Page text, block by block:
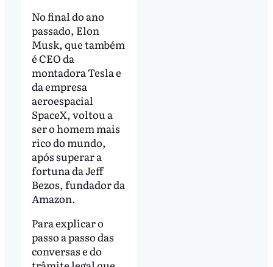
No final do ano
passado, Elon
Musk, que também
é CEO da
montadora Tesla e
da empresa
aeroespacial
SpaceX, voltou a
ser o homem mais
rico do mundo,
após superar a
fortuna da Jeff
Bezos, fundador da
Amazon.
Para explicar o
passo a passo das
conversas e do